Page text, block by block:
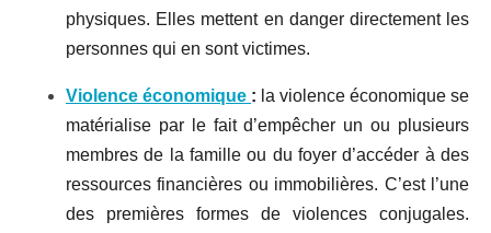
physiques. Elles mettent en danger directement les
personnes qui en sont victimes.
Violence économique : la violence économique se
matérialise par le fait d’empêcher un ou plusieurs
membres de la famille ou du foyer d’accéder à des
ressources financières ou immobilières. C’est l’une
des premières formes de violences conjugales.